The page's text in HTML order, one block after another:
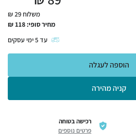
משלוח 29 ₪
מחיר סופי: 118
₪
עד5ימי עסקים
קניה מהירה
הוספה לעגלה
רכישה בטוחה
פרטים נוספים